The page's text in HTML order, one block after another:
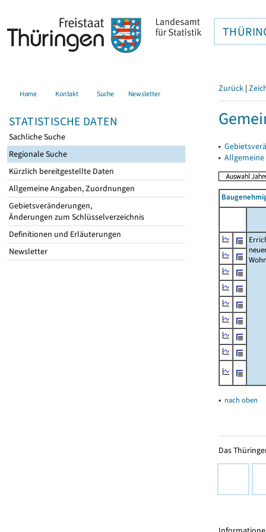
Home Kontakt Suche Newsletter
STATISTISCHE DATEN
Sachliche Suche
Regionale Suche
Kürzlich bereitgestellte Daten
Allgemeine Angaben, Zuordnungen
Gebietsveränderungen,
Änderungen zum Schlüsselverzeichnis
Definitionen und Erläuterungen
Newsletter
Zurück |
▸
▸
▴ nach oben
Das